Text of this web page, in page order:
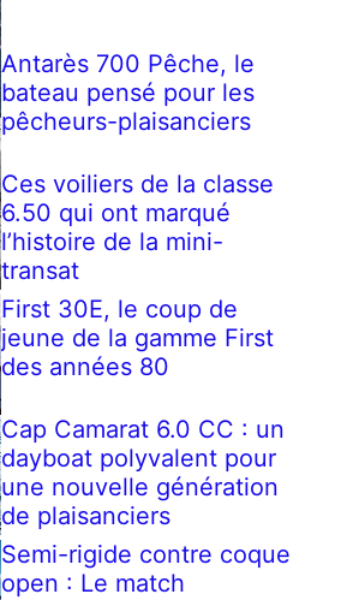
Antarès 700 Pêche, le
bateau pensé pour les
pêcheurs-plaisanciers
Ces voiliers de la classe
6.50 qui ont marqué
l’histoire de la mini-
transat
First 30E, le coup de
jeune de la gamme First
des années 80
Cap Camarat 6.0 CC : un
dayboat polyvalent pour
une nouvelle génération
de plaisanciers
Semi-rigide contre coque
open : Le match